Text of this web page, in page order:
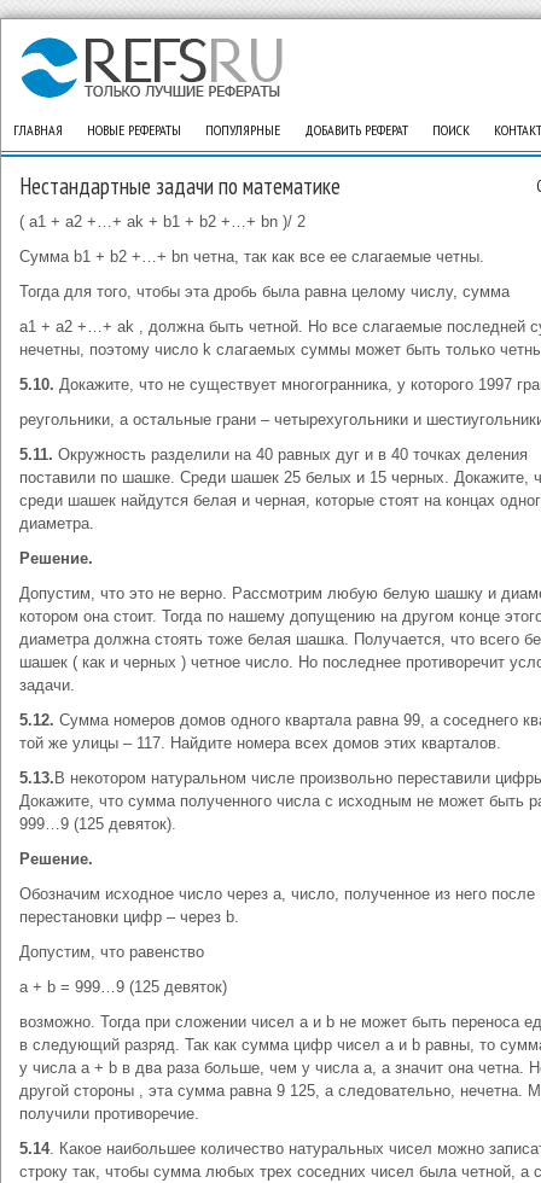
ГЛАВНАЯ НОВЫЕ РЕФЕРАТЫ ПОПУЛЯРНЫЕ ДОБАВИТЬ РЕФЕРАТ ПОИСК
Нестандартные задачи по математике
( a1 + a2 +…+ ak + b1 + b2 +…+ bn )/ 2
Сумма b1 + b2 +…+ bn четна, так как все ее слагаемые четны.
Тогда для того, чтобы эта дробь была равна целому числу, сумма
a1 + a2 +…+ ak , должна быть четной. Но все слагаемые последней
нечетны, поэтому число k слагаемых суммы может быть только
5.10. Докажите, что не существует многогранника, у которого 1997
реугольники, а остальные грани – четырехугольники и
5.11. Окружность разделили на 40 равных дуг и в 40 точках деления
поставили по шашке. Среди шашек 25 белых и 15 черных. Докажите,
среди шашек найдутся белая и черная, которые стоят на концах
диаметра.
Решение.
Допустим, что это не верно. Рассмотрим любую белую шашку и
котором она стоит. Тогда по нашему допущению на другом конце
диаметра должна стоять тоже белая шашка. Получается, что всего
шашек ( как и черных ) четное число. Но последнее противоречит
задачи.
5.12. Сумма номеров домов одного квартала равна 99, а соседнего
той же улицы – 117. Найдите номера всех домов этих кварталов.
5.13. В некотором натуральном числе произвольно переставили
Докажите, что сумма полученного числа с исходным не может быть
999…9 (125 девяток).
Решение.
Обозначим исходное число через а, число, полученное из него после
перестановки цифр – через b.
Допустим, что равенство
а + b = 999…9 (125 девяток)
возможно. Тогда при сложении чисел а и b не может быть переноса
в следующий разряд. Так как сумма цифр чисел а и b равны, то
у числа а + b в два раза больше, чем у числа а, а значит она четна.
другой стороны , эта сумма равна 9 125, а следовательно, нечетна.
получили противоречие.
5.14. Какое наибольшее количество натуральных чисел можно
строку так, чтобы сумма любых трех соседних чисел была четной, а